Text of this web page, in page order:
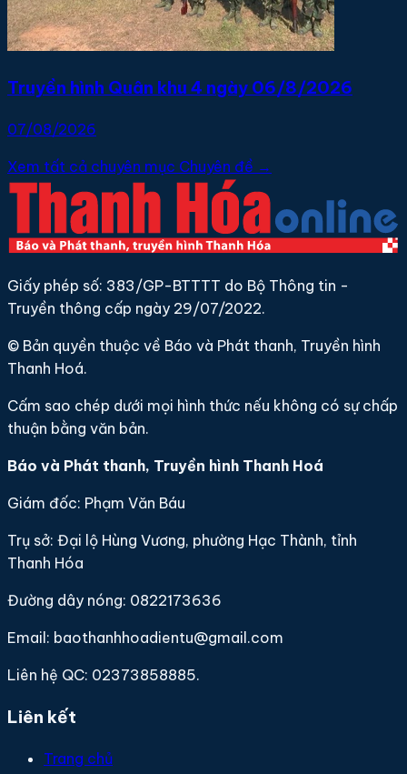
Truyền hình Quân khu 4 ngày 06/8/2026
07/08/2026
Xem tất cả chuyên mục Chuyên đề →
Giấy phép số: 383/GP-BTTTT do Bộ Thông tin -
Truyền thông cấp ngày 29/07/2022.
© Bản quyền thuộc về Báo và Phát thanh, Truyền hình
Thanh Hoá.
Cấm sao chép dưới mọi hình thức nếu không có sự chấp
thuận bằng văn bản.
Báo và Phát thanh, Truyền hình Thanh Hoá
Giám đốc: Phạm Văn Báu
Trụ sở: Đại lộ Hùng Vương, phường Hạc Thành, tỉnh
Thanh Hóa
Đường dây nóng: 0822173636
Email: baothanhhoadientu@gmail.com
Liên hệ QC: 02373858885.
Liên kết
Trang chủ